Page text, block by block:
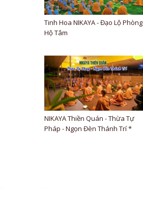
Tinh Hoa NIKAYA - Đạo Lộ Phòng
Hộ Tâm
NIKAYA Thiền Quán - Thừa Tự
Pháp - Ngọn Đèn Thánh Trí *